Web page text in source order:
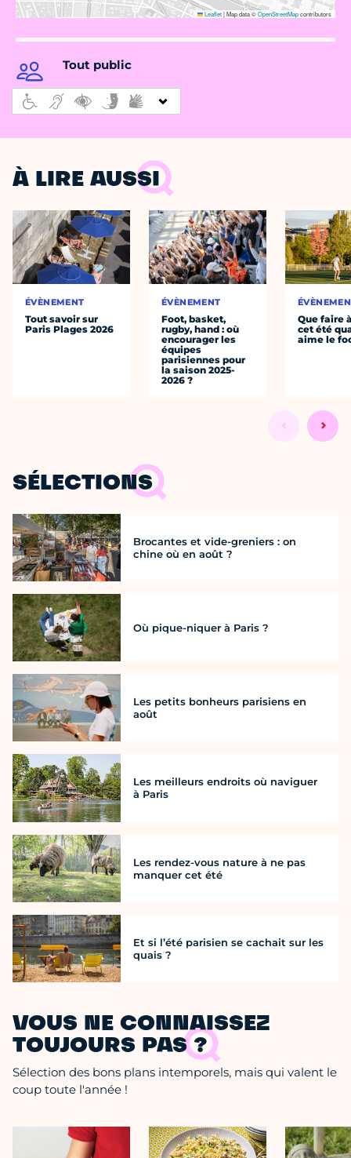
Leaflet|Map data ©OpenStreetMapcontributors
Tout public
À LIRE AUSSI
ÉVÈNEMENT
Tout savoir sur
Paris Plages 2026
ÉVÈNEMENT
Foot, basket,
rugby, hand : où
encourager les
équipes
parisiennes pour
la saison 2025-
2026 ?
Que faire
cet été
aime le
SÉLECTIONS
Brocantes et vide-greniers : on
chine où en août ?
Où pique-niquer à Paris ?
Les petits bonheurs parisiens en
août
Les meilleurs endroits où naviguer
à Paris
Les rendez-vous nature à ne pas
manquer cet été
Et si l’été parisien se cachait sur les
quais ?
VOUS NE CONNAISSEZ
TOUJOURS PAS ?
Sélection des bons plans intemporels, mais qui valent le
coup toute l'année !